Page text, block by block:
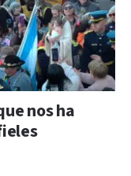
nos ha